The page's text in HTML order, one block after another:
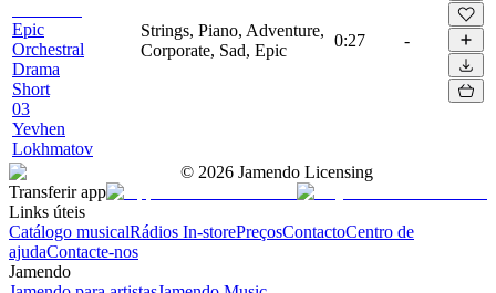
Epic
Orchestral
Drama
Short
03
Yevhen
Lokhmatov
Strings, Piano, Adventure,
Corporate, Sad, Epic
0:27 -
© 2026 Jamendo Licensing
Transferir app
Links úteis
Catálogo musicalRádios In-storePreçosContactoCentro de
ajudaContacte-nos
Jamendo